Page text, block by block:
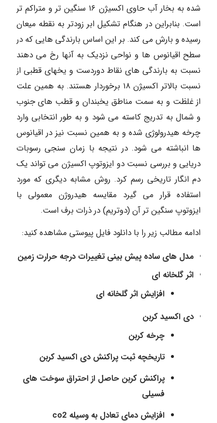
شده به بخار آب حاوی اکسیژن ۱۶ سنگین تر و متراکم تر
است. بنابراین در هنگام تشکیل ابر زودتر به نقطه میعان
رسیده و بارش می کند. بر این اساس بارندگی هایی که در
سطح اقیانوس ها و نواحی نزدیک به آنها رخ می دهند
نسبت به بارندگی های نقاط دوردست و یخهای قطبی از
نسبت بالاتر اکسیژن ۱۸ برخوردار هستند. به همین علت
از غلظت و به سمت مناطق یخبندان و قطب های جنوب
و شمال به تدریج کاسته می شود و به طور انتخابی وارد
چرخه هیدرولوژی شده و به همین نسبت نیز در اقیانوس
ها انباشته می شود. در نتیجه با زمان سنجی رسوبات
دریایی و بررسی نسبت دو ایزوتوپ اکسیژن می تواند یک
دم انگار تاریخی رسم کرد. روش مشابه دیگری که مورد
استفاده قرار می گیرد مقایسه هیدروژن معمولی با
ایزوتوپ سنگین تر آن (دوتریم) در ذرات برف است.
ادامه مطالب زیر را با دانلود فایل پیوستی مشاهده کنید:
مدل های ساده پیش بینی تغییرات درجه حرارت زمین
اثر گلخانه ای
افزایش اثر گلخانه ای
دی اکسید کربن
چرخه کربن
تاریخچه ثبت پراکنش دی اکسید کربن
پراکنش کربن حاصل از احتراق سوخت های
فسیلی
افزایش دمای تعادل به وسیله co2